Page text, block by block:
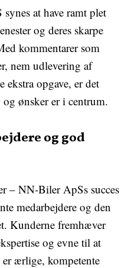
at have ramt plet
og deres skarpe
kommentarer som
nem udlevering af
opgave, er det
ønsker er i centrum.
og god
– NN-Biler ApSs succes
medarbejdere og den
Kunderne fremhæver
og evne til at
ærlige, kompetente